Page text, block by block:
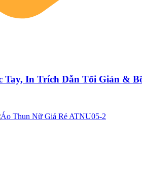
Tay, In Trích Dẫn Tối Giản &